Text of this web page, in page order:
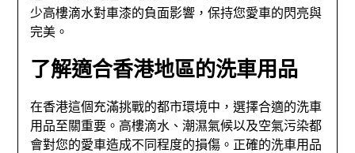
少高樓滴水對車漆的負面影響，保持您愛車的閃亮與
完美。
了解適合香港地區的洗車用品
在香港這個充滿挑戰的都市環境中，選擇合適的洗車
用品至關重要。高樓滴水、潮濕氣候以及空氣污染都
會對您的愛車造成不同程度的損傷。正確的洗車用品